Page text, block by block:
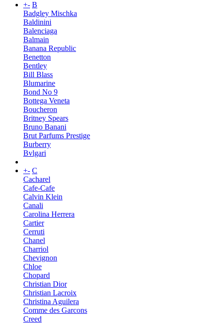
+- B
Badgley Mischka
Baldinini
Balenciaga
Balmain
Banana Republic
Benetton
Bentley
Bill Blass
Blumarine
Bond No 9
Bottega Veneta
Boucheron
Britney Spears
Bruno Banani
Brut Parfums Prestige
Burberry
Bvlgari
+- C
Cacharel
Cafe-Cafe
Calvin Klein
Canali
Carolina Herrera
Cartier
Cerruti
Chanel
Charriol
Chevignon
Chloe
Chopard
Christian Dior
Christian Lacroix
Christina Aguilera
Comme des Garcons
Creed